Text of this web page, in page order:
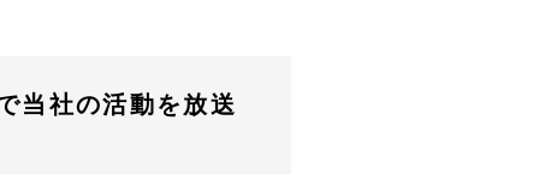
当社の活動を放送